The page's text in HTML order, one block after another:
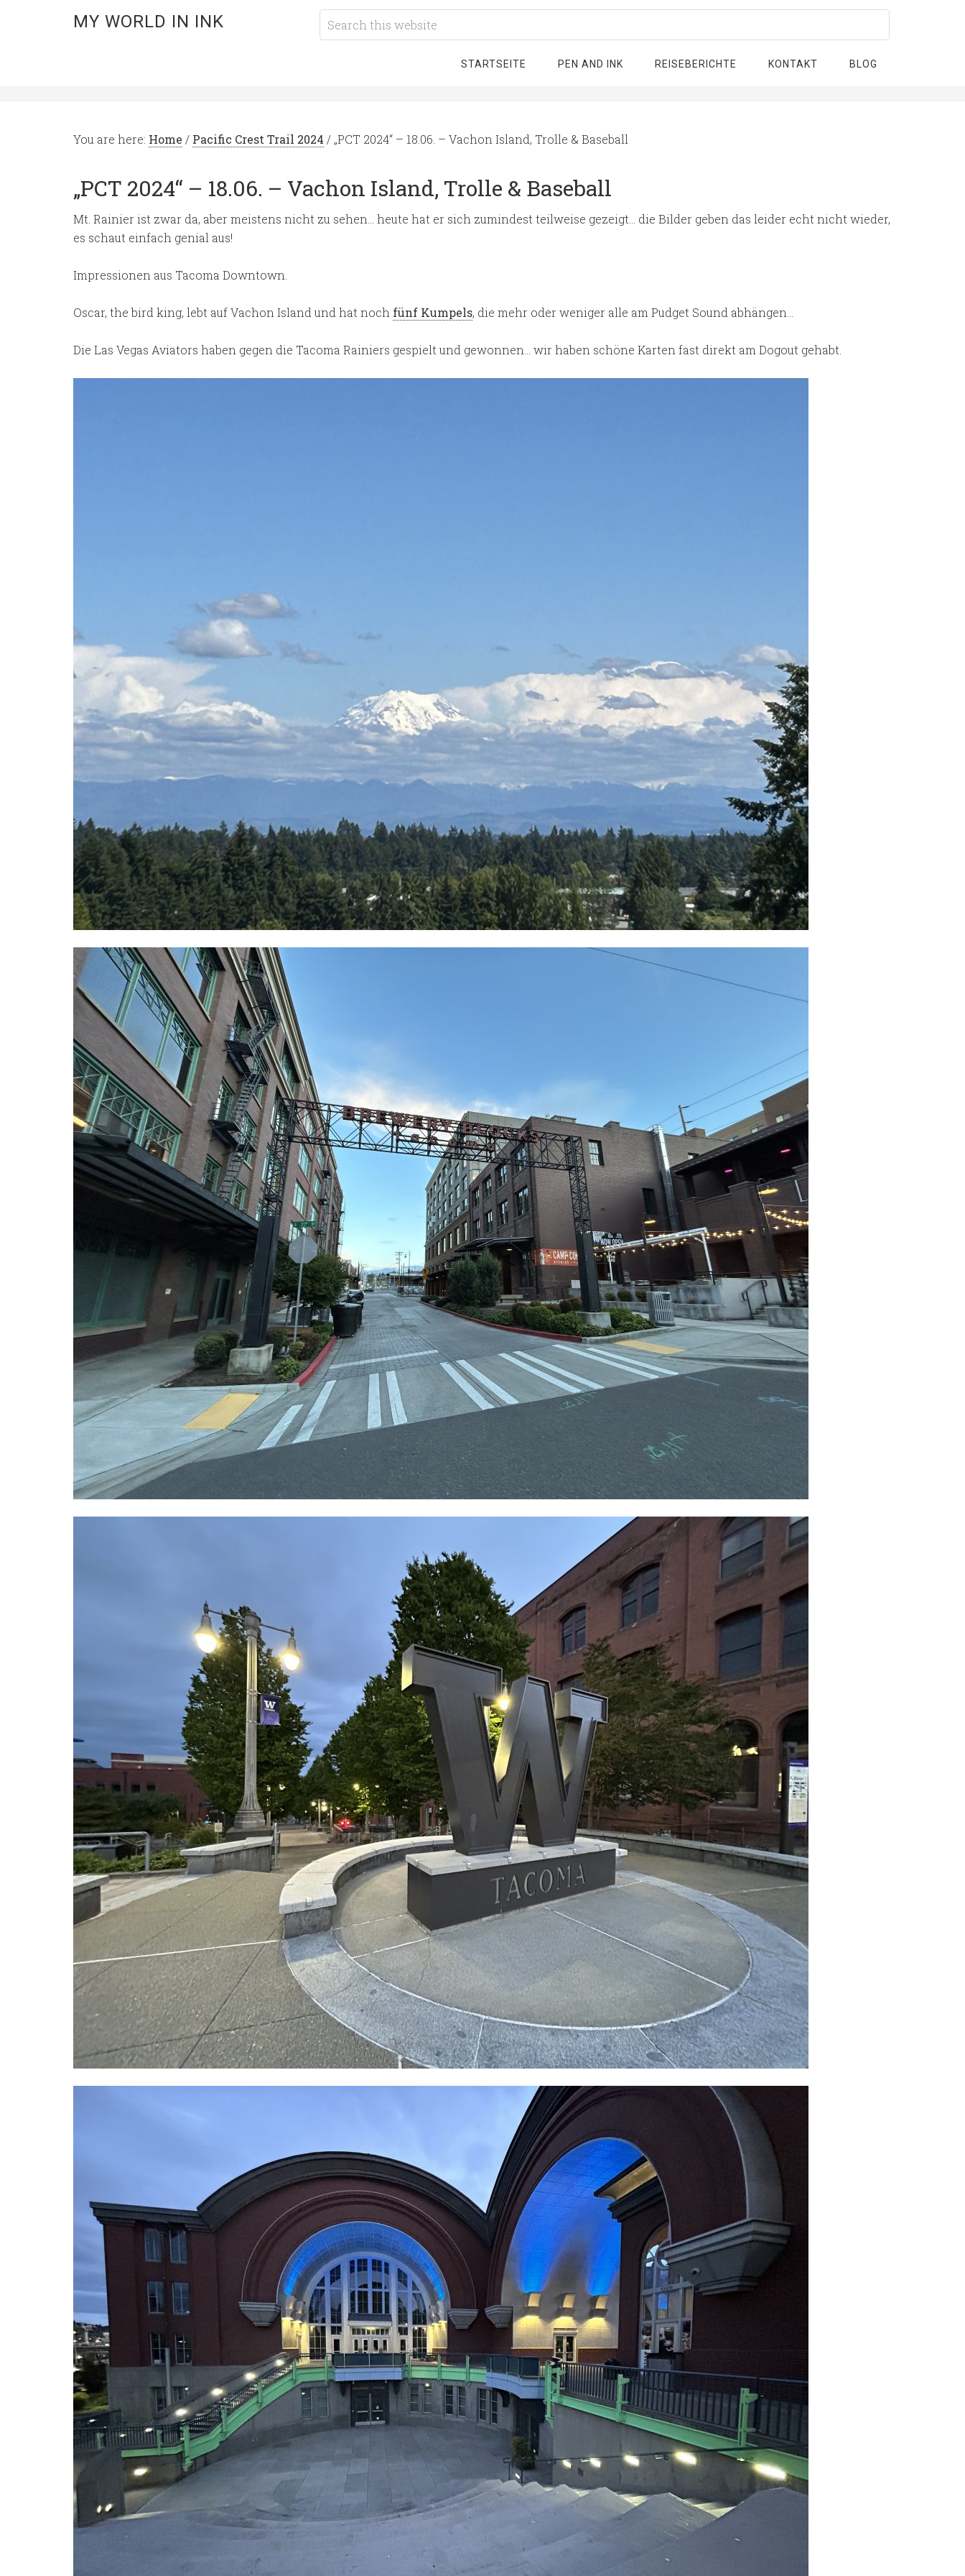
MY WORLD IN INK
STARTSEITE PEN AND INK REISEBERICHTE KONTAKT BLOG
You are here: Home / Pacific Crest Trail 2024 / „PCT 2024“ – 18.06. – Vachon Island, Trolle & Baseball
„PCT 2024“ – 18.06. – Vachon Island, Trolle & Baseball
Mt. Rainier ist zwar da, aber meistens nicht zu sehen… heute hat er sich zumindest teilweise gezeigt… die Bilder geben das leider echt nicht wieder,
es schaut einfach genial aus!
Impressionen aus Tacoma Downtown.
Oscar, the bird king, lebt auf Vachon Island und hat noch fünf Kumpels, die mehr oder weniger alle am Pudget Sound abhängen…
Die Las Vegas Aviators haben gegen die Tacoma Rainiers gespielt und gewonnen… wir haben schöne Karten fast direkt am Dogout gehabt.